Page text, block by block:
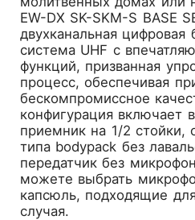
EW-DX SK-SKM-S BASE
двухканальная цифровая
система UHF с
функций, призванная
процесс, обеспечивая
бескомпромиссное
конфигурация включает
приемник на 1/2 стойки,
типа bodypack без
передатчик без
можете выбрать
капсюль, подходящие
случая.